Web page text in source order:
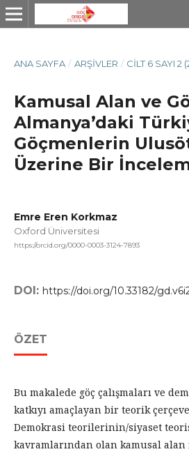
ANA SAYFA / ARŞIVLER / CILT 6 SAYI 2
Kamusal Alan ve
Almanya’daki
Göçmenlerin
Üzerine Bir
Emre Eren Korkmaz
Oxford Üniversitesi
https://orcid.org/0000-0003-3124-7893
DOI: https://doi.org/10.33182/
ÖZET
Bu makalede göç çalışmaları ve
katkıyı amaçlayan bir teorik
Demokrasi teorilerinin/siyaset
kavramlarından olan kamusal alan